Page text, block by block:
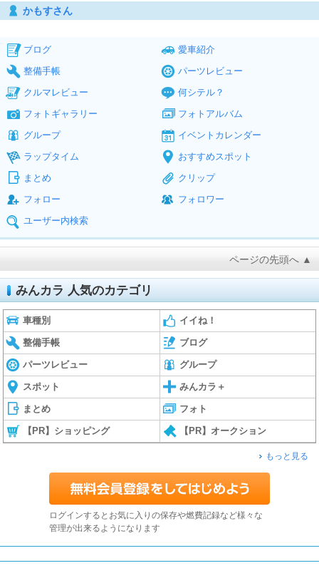
かもすさん
ブログ
愛車紹介
整備手帳
パーツレビュー
クルマレビュー
何シテル？
フォトギャラリー
フォトアルバム
グループ
イベントカレンダー
ラップタイム
おすすめスポット
まとめ
クリップ
フォロー
フォロワー
ユーザー内検索
ページの先頭へ ▲
みんカラ 人気のカテゴリ
車種別 イイね！
整備手帳 ブログ
パーツレビュー グループ
スポット みんカラ＋
まとめ フォト
【PR】ショッピング 【PR】オークション
もっと見る
ログインするとお気に入りの保存や燃費記録など様々な
管理が出来るようになります